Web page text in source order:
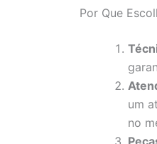
Por Que
um
no